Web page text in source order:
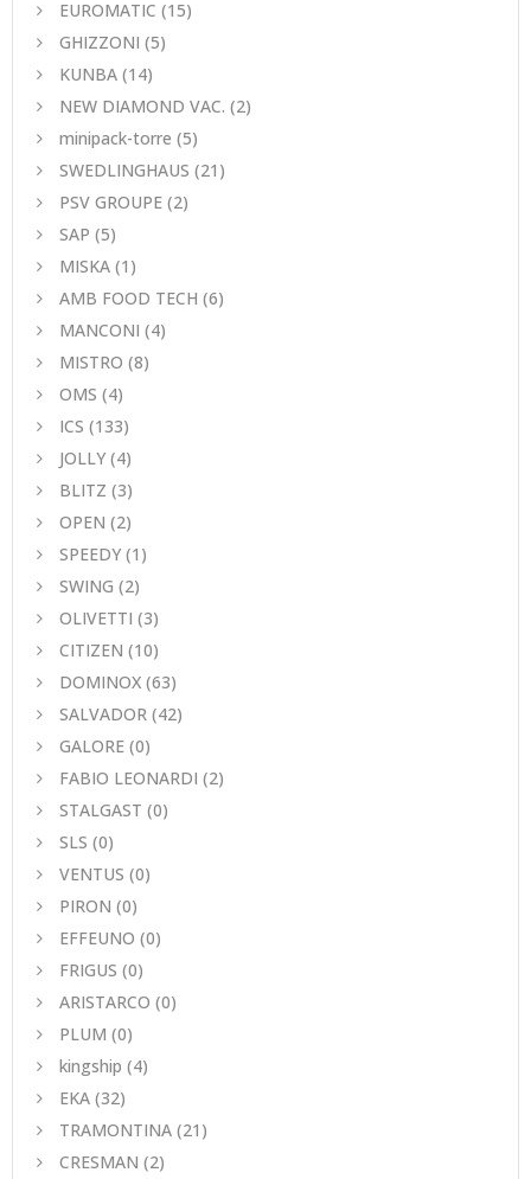
EUROMATIC (15)
GHIZZONI (5)
KUNBA (14)
NEW DIAMOND VAC. (2)
minipack-torre (5)
SWEDLINGHAUS (21)
PSV GROUPE (2)
SAP (5)
MISKA (1)
AMB FOOD TECH (6)
MANCONI (4)
MISTRO (8)
ΟΜS (4)
ICS (133)
JOLLY (4)
BLITZ (3)
OPEN (2)
SPEEDY (1)
SWING (2)
OLIVETTI (3)
CITIZEN (10)
DOMINOX (63)
SALVADOR (42)
GALORE (0)
FABIO LEONARDI (2)
STALGAST (0)
SLS (0)
VENTUS (0)
PIRON (0)
EFFEUNO (0)
FRIGUS (0)
ARISTARCO (0)
PLUM (0)
kingship (4)
EKA (32)
TRAMONTINA (21)
CRESMAN (2)